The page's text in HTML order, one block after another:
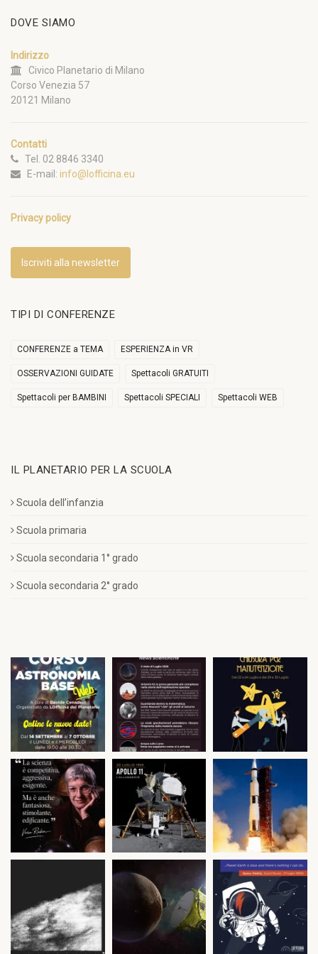
DOVE SIAMO
Indirizzo
Civico Planetario di Milano
Corso Venezia 57
20121 Milano
Contatti
Tel. 02 8846 3340
E-mail: info@lofficina.eu
Privacy policy
Iscriviti alla newsletter
TIPI DI CONFERENZE
CONFERENZE a TEMA ESPERIENZA in VR
OSSERVAZIONI GUIDATE Spettacoli GRATUITI
Spettacoli per BAMBINI Spettacoli SPECIALI Spettacoli WEB
IL PLANETARIO PER LA SCUOLA
Scuola dell’infanzia
Scuola primaria
Scuola secondaria 1° grado
Scuola secondaria 2° grado